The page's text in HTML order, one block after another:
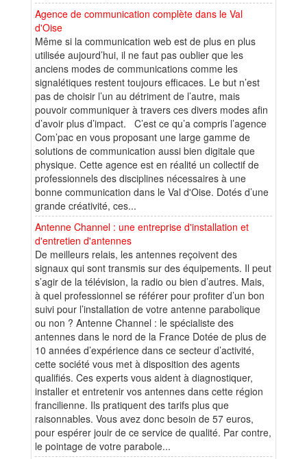
Agence de communication complète dans le Val
d'Oise
Même si la communication web est de plus en plus
utilisée aujourd’hui, il ne faut pas oublier que les
anciens modes de communications comme les
signalétiques restent toujours efficaces. Le but n’est
pas de choisir l’un au détriment de l’autre, mais
pouvoir communiquer à travers ces divers modes afin
d’avoir plus d’impact. C’est ce qu’a compris l’agence
Com’pac en vous proposant une large gamme de
solutions de communication aussi bien digitale que
physique. Cette agence est en réalité un collectif de
professionnels des disciplines nécessaires à une
bonne communication dans le Val d'Oise. Dotés d’une
grande créativité, ces...
Antenne Channel : une entreprise d'installation et
d'entretien d'antennes
De meilleurs relais, les antennes reçoivent des
signaux qui sont transmis sur des équipements. Il peut
s’agir de la télévision, la radio ou bien d’autres. Mais,
à quel professionnel se référer pour profiter d’un bon
suivi pour l’installation de votre antenne parabolique
ou non ? Antenne Channel : le spécialiste des
antennes dans le nord de la France Dotée de plus de
10 années d’expérience dans ce secteur d’activité,
cette société vous met à disposition des agents
qualifiés. Ces experts vous aident à diagnostiquer,
installer et entretenir vos antennes dans cette région
francilienne. Ils pratiquent des tarifs plus que
raisonnables. Vous avez donc besoin de 57 euros,
pour espérer jouir de ce service de qualité. Par contre,
le pointage de votre parabole...